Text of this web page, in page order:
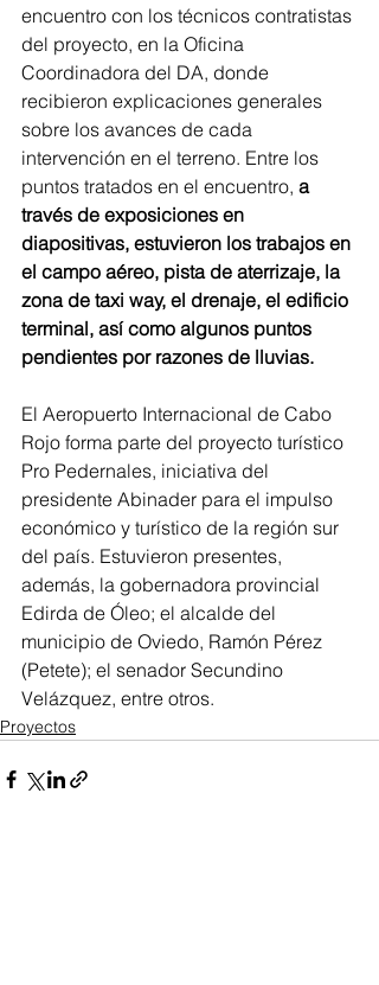
encuentro con los técnicos contratistas
del proyecto, en la Oficina
Coordinadora del DA, donde
recibieron explicaciones generales
sobre los avances de cada
intervención en el terreno. Entre los
puntos tratados en el encuentro, a
través de exposiciones en
diapositivas, estuvieron los trabajos en
el campo aéreo, pista de aterrizaje, la
zona de taxi way, el drenaje, el edificio
terminal, así como algunos puntos
pendientes por razones de lluvias.
El Aeropuerto Internacional de Cabo
Rojo forma parte del proyecto turístico
Pro Pedernales, iniciativa del
presidente Abinader para el impulso
económico y turístico de la región sur
del país. Estuvieron presentes,
además, la gobernadora provincial
Edirda de Óleo; el alcalde del
municipio de Oviedo, Ramón Pérez
(Petete); el senador Secundino
Velázquez, entre otros.
Proyectos